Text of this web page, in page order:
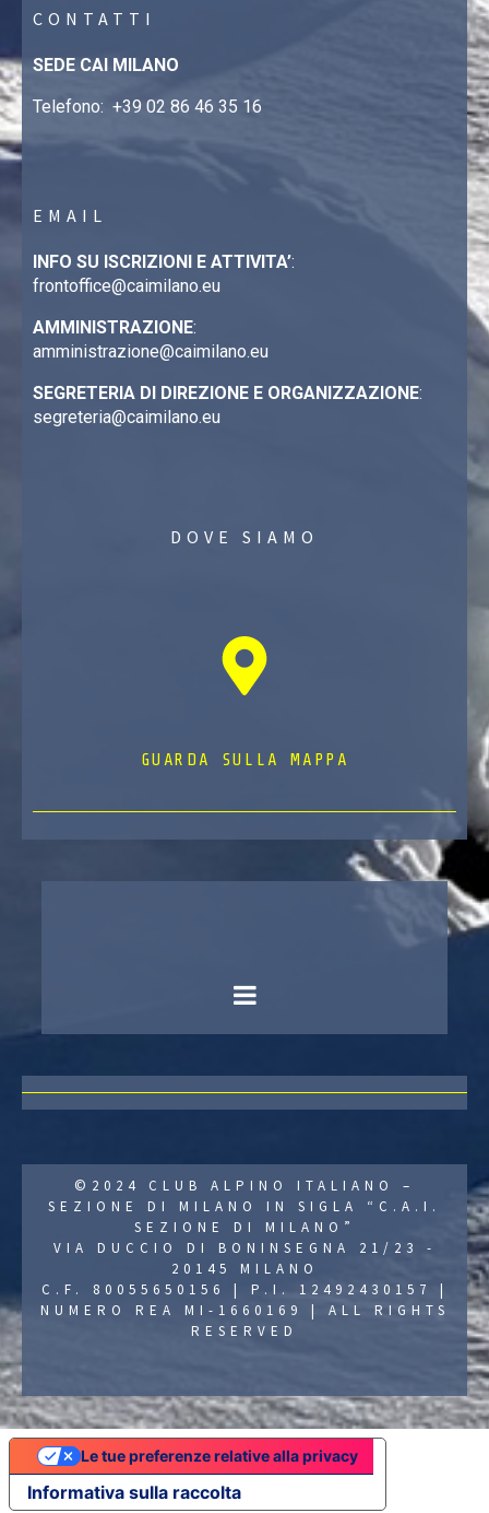
CONTATTI
SEDE CAI MILANO
Telefono: +39 02 86 46 35 16
EMAIL
INFO SU ISCRIZIONI E ATTIVITA’:
frontoffice@caimilano.eu
AMMINISTRAZIONE:
amministrazione@caimilano.eu
SEGRETERIA DI DIREZIONE E ORGANIZZAZIONE:
segreteria@caimilano.eu
DOVE SIAMO
GUARDA SULLA MAPPA
©2024 CLUB ALPINO ITALIANO –
SEZIONE DI MILANO IN SIGLA “C.A.I.
SEZIONE DI MILANO”
VIA DUCCIO DI BONINSEGNA 21/23 -
20145 MILANO
C.F. 80055650156 | P.I. 12492430157 |
NUMERO REA MI-1660169 | ALL RIGHTS
RESERVED
Informativa sulla raccolta
Le tue preferenze relative alla privacy